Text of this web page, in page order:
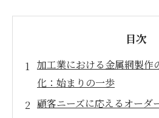
目次
加工業における金属網製作
化：始まりの一歩
顧客ニーズに応えるオーダ